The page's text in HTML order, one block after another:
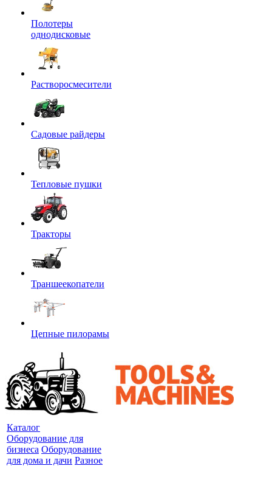
Полотеры
однодисковые
Растворосмесители
Садовые райдеры
Тепловые пушки
Тракторы
Траншеекопатели
Цепные пилорамы
Каталог
Оборудование для
бизнеса Оборудование
для дома и дачи Разное